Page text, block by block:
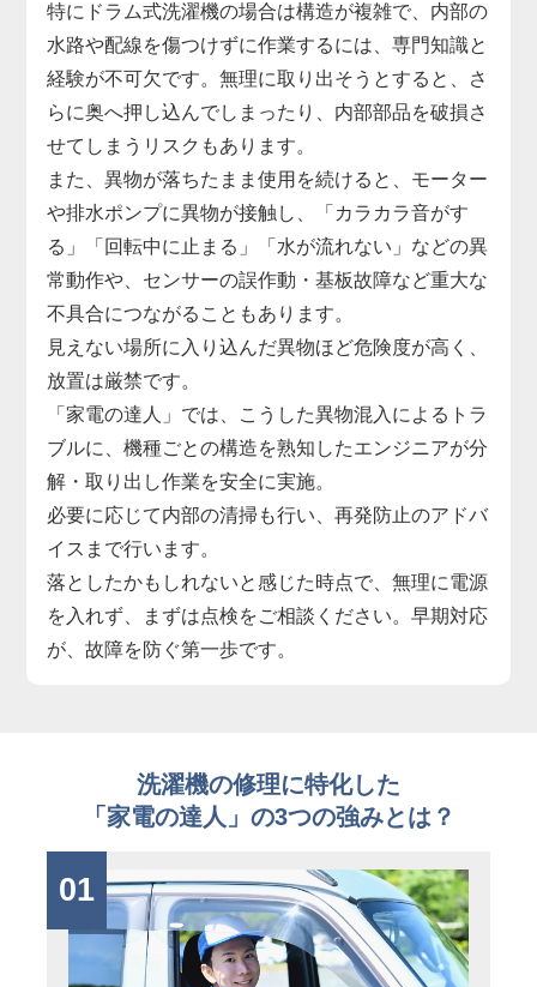
特にドラム式洗濯機の場合は構造が複雑で、内部の
水路や配線を傷つけずに作業するには、専門知識と
経験が不可欠です。無理に取り出そうとすると、さ
らに奥へ押し込んでしまったり、内部部品を破損さ
せてしまうリスクもあります。
また、異物が落ちたまま使用を続けると、モーター
や排水ポンプに異物が接触し、「カラカラ音がす
る」「回転中に止まる」「水が流れない」などの異
常動作や、センサーの誤作動・基板故障など重大な
不具合につながることもあります。
見えない場所に入り込んだ異物ほど危険度が高く、
放置は厳禁です。
「家電の達人」では、こうした異物混入によるトラ
ブルに、機種ごとの構造を熟知したエンジニアが分
解・取り出し作業を安全に実施。
必要に応じて内部の清掃も行い、再発防止のアドバ
イスまで行います。
落としたかもしれないと感じた時点で、無理に電源
を入れず、まずは点検をご相談ください。早期対応
が、故障を防ぐ第一歩です。
洗濯機の修理に特化した
「家電の達人」の3つの強みとは？
01